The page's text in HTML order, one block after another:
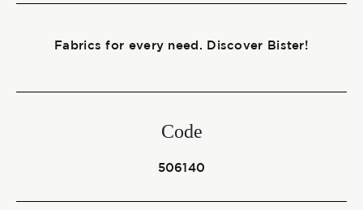
Fabrics for every need. Discover Bister!
Code
506140
UpCycle
Certifications
Start together
NEWS